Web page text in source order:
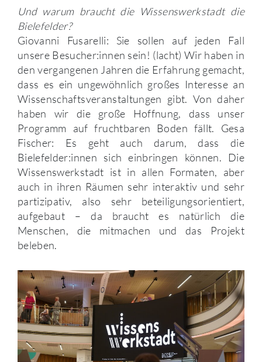
Und warum braucht die Wissenswerkstadt die
Bielefelder?
Giovanni Fusarelli: Sie sollen auf jeden Fall
unsere Besucher:innen sein! (lacht) Wir haben in
den vergangenen Jahren die Erfahrung gemacht,
dass es ein ungewöhnlich großes Interesse an
Wissenschaftsveranstaltungen gibt. Von daher
haben wir die große Hoffnung, dass unser
Programm auf fruchtbaren Boden fällt. Gesa
Fischer: Es geht auch darum, dass die
Bielefelder:innen sich einbringen können. Die
Wissenswerkstadt ist in allen Formaten, aber
auch in ihren Räumen sehr interaktiv und sehr
partizipativ, also sehr beteiligungsorientiert,
aufgebaut – da braucht es natürlich die
Menschen, die mitmachen und das Projekt
beleben.